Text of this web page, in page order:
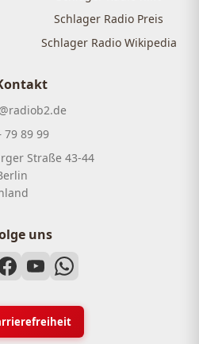
Schlager Radio Preis
Schlager Radio Wikipedia
79 89 99
Straße 43-44
uns